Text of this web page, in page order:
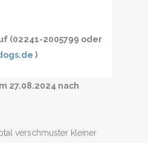
(02241-2005799 oder
)
27.08.2024 nach
verschmuster kleiner